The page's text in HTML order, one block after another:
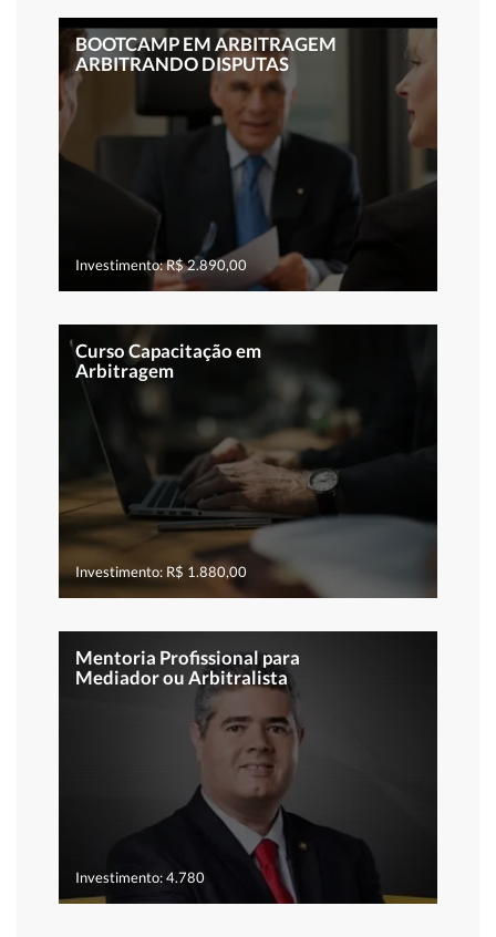
BOOTCAMP EM ARBITRAGEM
ARBITRANDO DISPUTAS
Investimento: R$ 2.890,00
Curso Capacitação em
Arbitragem
Investimento: R$ 1.880,00
Mentoria Profissional para
Mediador ou Arbitralista
Investimento: 4.780